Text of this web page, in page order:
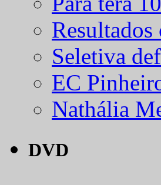
Seletiva
EC
Nathália
DVD